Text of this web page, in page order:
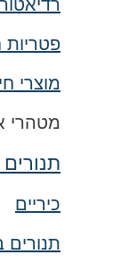
רדיאטור
פטריות
מוצרי
מטהרי
תנורים
כיריים
תנורים